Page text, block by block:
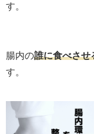
す。
腸内の誰に食べさせ
す。